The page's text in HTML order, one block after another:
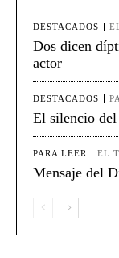
DESTACADOS
Dos dicen
actor
DESTACADOS
El silencio del
PARA LEER EL
Mensaje del